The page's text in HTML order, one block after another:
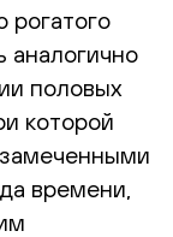
рогатого
аналогично
половых
которой
времени,